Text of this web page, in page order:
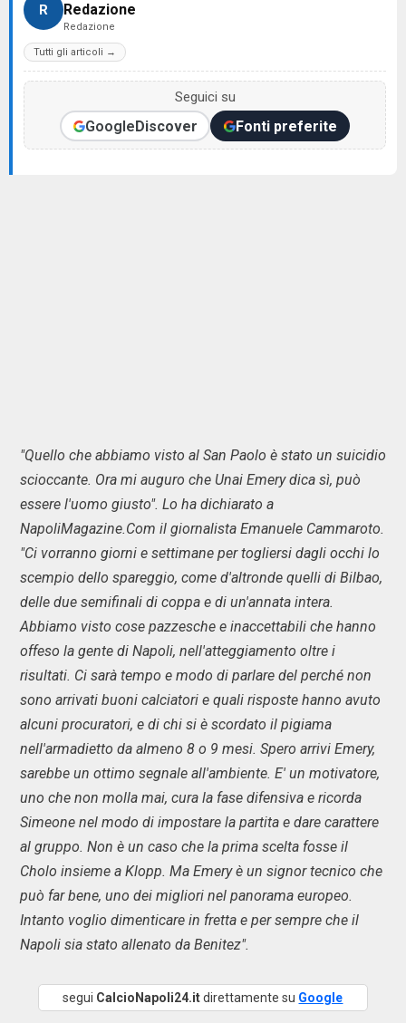
R Redazione
Redazione
Tutti gli articoli →
Seguici su
GoogleDiscover Fonti preferite
"Quello che abbiamo visto al San Paolo è stato un suicidio
scioccante. Ora mi auguro che Unai Emery dica sì, può
essere l'uomo giusto". Lo ha dichiarato a
NapoliMagazine.Com il giornalista Emanuele Cammaroto.
"Ci vorranno giorni e settimane per togliersi dagli occhi lo
scempio dello spareggio, come d'altronde quelli di Bilbao,
delle due semifinali di coppa e di un'annata intera.
Abbiamo visto cose pazzesche e inaccettabili che hanno
offeso la gente di Napoli, nell'atteggiamento oltre i
risultati. Ci sarà tempo e modo di parlare del perché non
sono arrivati buoni calciatori e quali risposte hanno avuto
alcuni procuratori, e di chi si è scordato il pigiama
nell'armadietto da almeno 8 o 9 mesi. Spero arrivi Emery,
sarebbe un ottimo segnale all'ambiente. E' un motivatore,
uno che non molla mai, cura la fase difensiva e ricorda
Simeone nel modo di impostare la partita e dare carattere
al gruppo. Non è un caso che la prima scelta fosse il
Cholo insieme a Klopp. Ma Emery è un signor tecnico che
può far bene, uno dei migliori nel panorama europeo.
Intanto voglio dimenticare in fretta e per sempre che il
Napoli sia stato allenato da Benitez".
segui CalcioNapoli24.itdirettamente su Google